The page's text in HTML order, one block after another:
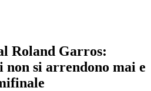
Roland Garros:
non si arrendono mai e